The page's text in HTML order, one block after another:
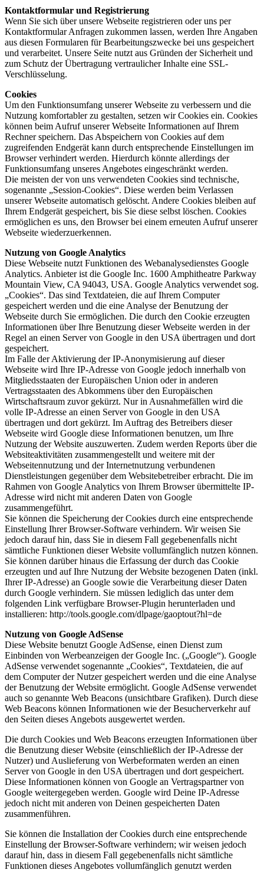
Kontaktformular und Registrierung
Wenn Sie sich über unsere Webseite registrieren oder uns per
Kontaktformular Anfragen zukommen lassen, werden Ihre Angaben
aus diesen Formularen für Bearbeitungszwecke bei uns gespeichert
und verarbeitet. Unsere Seite nutzt aus Gründen der Sicherheit und
zum Schutz der Übertragung vertraulicher Inhalte eine SSL-
Verschlüsselung.
Cookies
Um den Funktionsumfang unserer Webseite zu verbessern und die
Nutzung komfortabler zu gestalten, setzen wir Cookies ein. Cookies
können beim Aufruf unserer Webseite Informationen auf Ihrem
Rechner speichern. Das Abspeichern von Cookies auf dem
zugreifenden Endgerät kann durch entsprechende Einstellungen im
Browser verhindert werden. Hierdurch könnte allerdings der
Funktionsumfang unseres Angebotes eingeschränkt werden.
Die meisten der von uns verwendeten Cookies sind technische,
sogenannte „Session-Cookies“. Diese werden beim Verlassen
unserer Webseite automatisch gelöscht. Andere Cookies bleiben auf
Ihrem Endgerät gespeichert, bis Sie diese selbst löschen. Cookies
ermöglichen es uns, den Browser bei einem erneuten Aufruf unserer
Webseite wiederzuerkennen.
Nutzung von Google Analytics
Diese Webseite nutzt Funktionen des Webanalysedienstes Google
Analytics. Anbieter ist die Google Inc. 1600 Amphitheatre Parkway
Mountain View, CA 94043, USA. Google Analytics verwendet sog.
„Cookies“. Das sind Textdateien, die auf Ihrem Computer
gespeichert werden und die eine Analyse der Benutzung der
Webseite durch Sie ermöglichen. Die durch den Cookie erzeugten
Informationen über Ihre Benutzung dieser Webseite werden in der
Regel an einen Server von Google in den USA übertragen und dort
gespeichert.
Im Falle der Aktivierung der IP-Anonymisierung auf dieser
Webseite wird Ihre IP-Adresse von Google jedoch innerhalb von
Mitgliedsstaaten der Europäischen Union oder in anderen
Vertragsstaaten des Abkommens über den Europäischen
Wirtschaftsraum zuvor gekürzt. Nur in Ausnahmefällen wird die
volle IP-Adresse an einen Server von Google in den USA
übertragen und dort gekürzt. Im Auftrag des Betreibers dieser
Webseite wird Google diese Informationen benutzen, um Ihre
Nutzung der Website auszuwerten. Zudem werden Reports über die
Websiteaktivitäten zusammengestellt und weitere mit der
Webseitennutzung und der Internetnutzung verbundenen
Dienstleistungen gegenüber dem Websitebetreiber erbracht. Die im
Rahmen von Google Analytics von Ihrem Browser übermittelte IP-
Adresse wird nicht mit anderen Daten von Google
zusammengeführt.
Sie können die Speicherung der Cookies durch eine entsprechende
Einstellung Ihrer Browser-Software verhindern. Wir weisen Sie
jedoch darauf hin, dass Sie in diesem Fall gegebenenfalls nicht
sämtliche Funktionen dieser Website vollumfänglich nutzen können.
Sie können darüber hinaus die Erfassung der durch das Cookie
erzeugten und auf Ihre Nutzung der Website bezogenen Daten (inkl.
Ihrer IP-Adresse) an Google sowie die Verarbeitung dieser Daten
durch Google verhindern. Sie müssen lediglich das unter dem
folgenden Link verfügbare Browser-Plugin herunterladen und
installieren: http://tools.google.com/dlpage/gaoptout?hl=de
Nutzung von Google AdSense
Diese Website benutzt Google AdSense, einen Dienst zum
Einbinden von Werbeanzeigen der Google Inc. („Google“). Google
AdSense verwendet sogenannte „Cookies“, Textdateien, die auf
dem Computer der Nutzer gespeichert werden und die eine Analyse
der Benutzung der Website ermöglicht. Google AdSense verwendet
auch so genannte Web Beacons (unsichtbare Grafiken). Durch diese
Web Beacons können Informationen wie der Besucherverkehr auf
den Seiten dieses Angebots ausgewertet werden.
Die durch Cookies und Web Beacons erzeugten Informationen über
die Benutzung dieser Website (einschließlich der IP-Adresse der
Nutzer) und Auslieferung von Werbeformaten werden an einen
Server von Google in den USA übertragen und dort gespeichert.
Diese Informationen können von Google an Vertragspartner von
Google weitergegeben werden. Google wird Deine IP-Adresse
jedoch nicht mit anderen von Deinen gespeicherten Daten
zusammenführen.
Sie können die Installation der Cookies durch eine entsprechende
Einstellung der Browser-Software verhindern; wir weisen jedoch
darauf hin, dass in diesem Fall gegebenenfalls nicht sämtliche
Funktionen dieses Angebotes vollumfänglich genutzt werden